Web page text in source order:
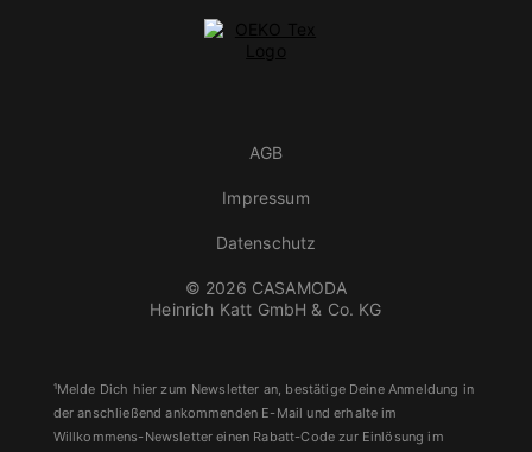
© 2026 CASAMODA
Heinrich Katt GmbH & Co. KG
AGB
Impressum
Datenschutz
¹Melde Dich hier zum Newsletter an, bestätige Deine Anmeldung in
der anschließend ankommenden E-Mail und erhalte im
Willkommens-Newsletter einen Rabatt-Code zur Einlösung im